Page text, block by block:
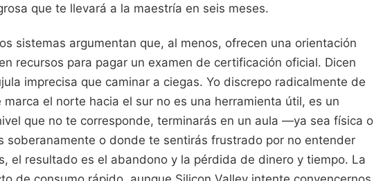
que te llevará a la maestría en seis meses.
sistemas argumentan que, al menos, ofrecen una orientación
recursos para pagar un examen de certificación oficial. Dicen
imprecisa que caminar a ciegas. Yo discrepo radicalmente de
el norte hacia el sur no es una herramienta útil, es un
que no te corresponde, terminarás en un aula —ya sea física o
o donde te sentirás frustrado por no entender
el resultado es el abandono y la pérdida de dinero y tiempo. La